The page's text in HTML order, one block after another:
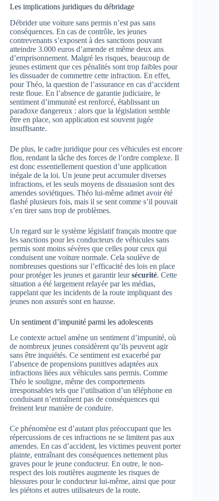
Les implications juridiques du débridage
Débrider une voiture sans permis n’est pas sans
conséquences. En cas de contrôle, les jeunes
contrevenants s’exposent à des sanctions pouvant
atteindre 3.000 euros d’amende et même deux ans
d’emprisonnement. Malgré les risques, beaucoup de
jeunes estiment que ces pénalités sont trop faibles pour
les dissuader de commettre cette infraction. En effet,
pour Théo, la question de l’assurance en cas d’accident
reste floue. En l’absence de garantie judiciaire, le
sentiment d’immunité est renforcé, établissant un
paradoxe dangereux : alors que la législation semble
être en place, son application est souvent jugée
insuffisante.
De plus, le cadre juridique pour ces véhicules est encore
flou, rendant la tâche des forces de l’ordre complexe. Il
est donc essentiellement question d’une application
inégale de la loi. Un jeune peut accumuler diverses
infractions, et les seuls moyens de dissuasion sont des
amendes soviétiques. Théo lui-même admet avoir été
flashé plusieurs fois, mais il se sent comme s’il pouvait
s’en tirer sans trop de problèmes.
Un regard sur le système législatif français montre que
les sanctions pour les conducteurs de véhicules sans
permis sont moins sévères que celles pour ceux qui
conduisent une voiture normale. Cela soulève de
nombreuses questions sur l’efficacité des lois en place
pour protéger les jeunes et garantir leursécurité. Cette
situation a été largement relayée par les médias,
rappelant que les incidents de la route impliquant des
jeunes non assurés sont en hausse.
Un sentiment d’impunité parmi les adolescents
Le contexte actuel amène un sentiment d’impunité, où
de nombreux jeunes considèrent qu’ils peuvent agir
sans être inquiétés. Ce sentiment est exacerbé par
l’absence de propensions punitives adaptées aux
infractions liées aux véhicules sans permis. Comme
Théo le souligne, même des comportements
irresponsables tels que l’utilisation d’un téléphone en
conduisant n’entraînent pas de conséquences qui
freinent leur manière de conduire.
Ce phénomène est d’autant plus préoccupant que les
répercussions de ces infractions ne se limitent pas aux
amendes. En cas d’accident, les victimes peuvent porter
plainte, entraînant des conséquences nettement plus
graves pour le jeune conducteur. En outre, le non-
respect des lois routières augmente les risques de
blessures pour le conducteur lui-même, ainsi que pour
les piétons et autres utilisateurs de la route.